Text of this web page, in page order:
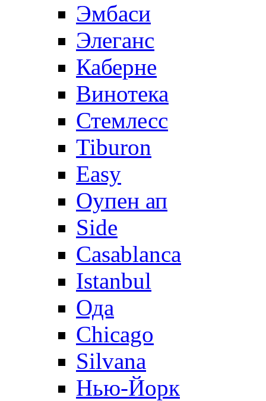
Эмбаси
Элеганс
Каберне
Винотека
Стемлесс
Tiburon
Easy
Оупен ап
Side
Casablanca
Istanbul
Ода
Chicago
Silvana
Нью-Йорк